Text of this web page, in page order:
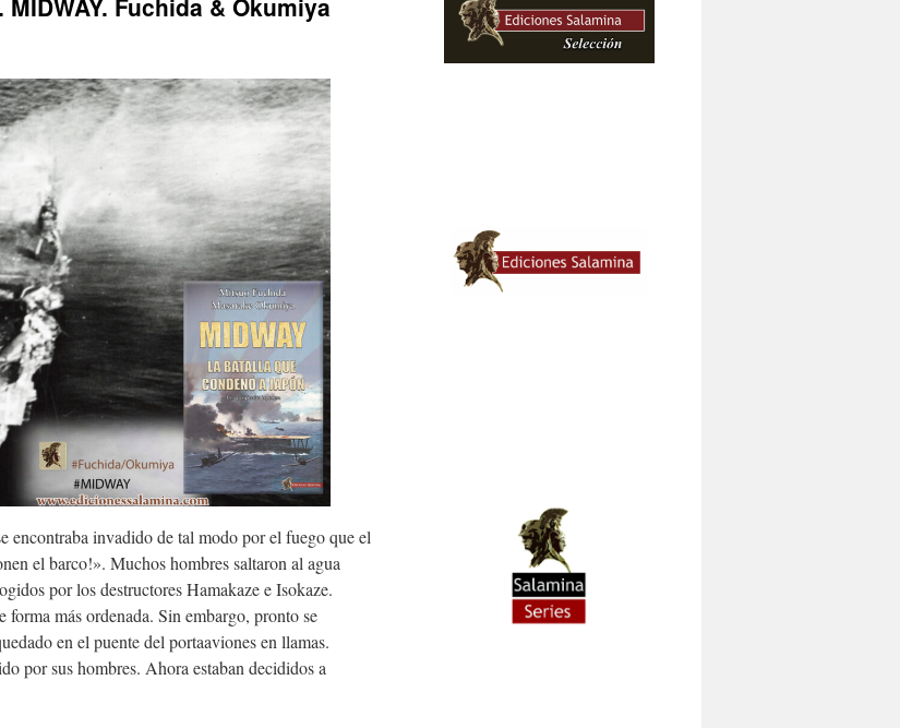
Fuchida & Okumiya
invadido de tal modo por el fuego que el
el barco!». Muchos hombres saltaron al agua
por los destructores Hamakaze e Isokaze.
más ordenada. Sin embargo, pronto se
en el puente del portaaviones en llamas.
por sus hombres. Ahora estaban decididos a